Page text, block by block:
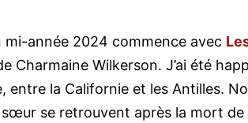
mi-année 2024 commence avec
Charmaine Wilkerson. J’ai été
entre la Californie et les Antilles.
se retrouvent après la mort de